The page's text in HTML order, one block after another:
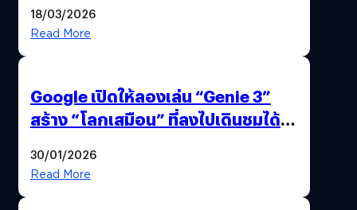
18/03/2026
Read More
Google เปิดให้ลองเล่น “Genie 3”
สร้าง “โลกเสมือน” ที่ลงไปเดินชมได้
30/01/2026
Read More